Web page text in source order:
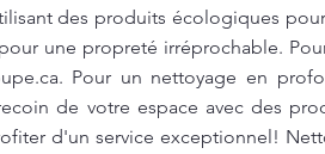
des produits écologiques
une propreté irréprochable.
. Pour un nettoyage en
de votre espace avec des
d'un service exceptionnel!